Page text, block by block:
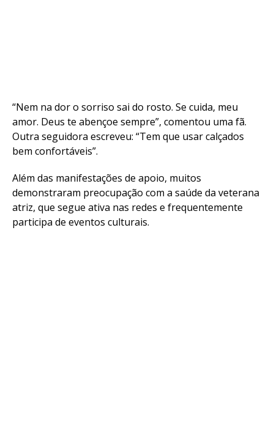
“Nem na dor o sorriso sai do rosto. Se cuida, meu
amor. Deus te abençoe sempre”, comentou uma fã.
Outra seguidora escreveu: “Tem que usar calçados
bem confortáveis”.
Além das manifestações de apoio, muitos
demonstraram preocupação com a saúde da veterana
atriz, que segue ativa nas redes e frequentemente
participa de eventos culturais.